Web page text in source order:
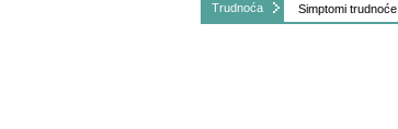
Trudnoća Simptomi trudnoće